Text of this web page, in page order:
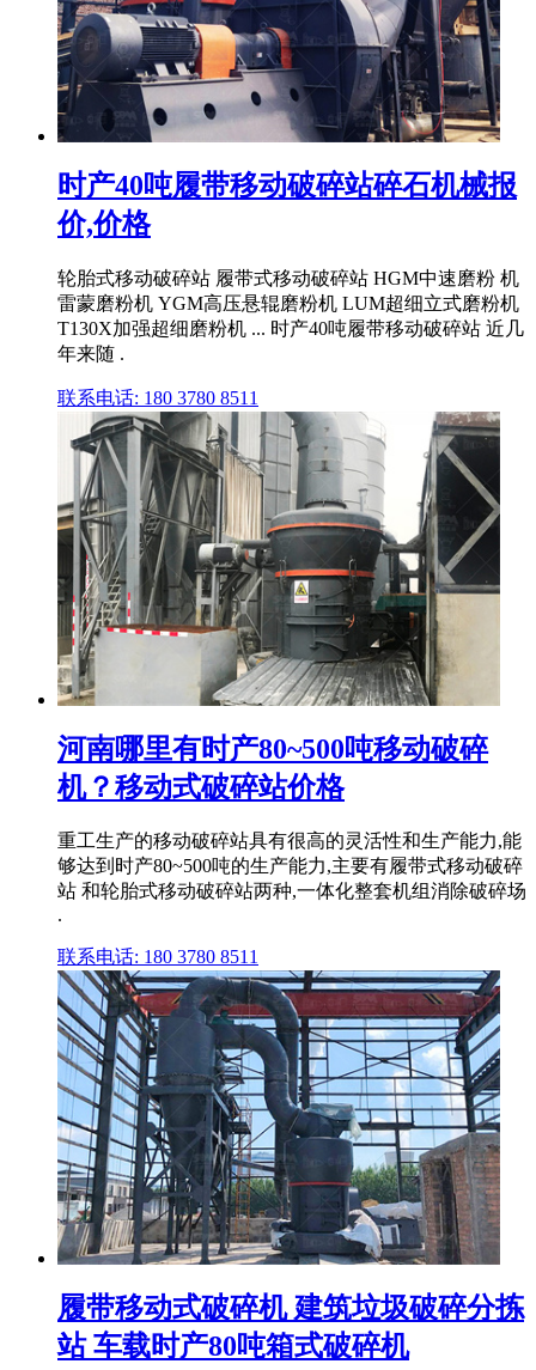
时产40吨履带移动破碎站碎石机械报
价,价格
轮胎式移动破碎站 履带式移动破碎站 HGM中速磨粉 机
雷蒙磨粉机 YGM高压悬辊磨粉机 LUM超细立式磨粉机
T130X加强超细磨粉机 ... 时产40吨履带移动破碎站 近几
年来随 .
联系电话: 180 3780 8511
河南哪里有时产80~500吨移动破碎
机？移动式破碎站价格
重工生产的移动破碎站具有很高的灵活性和生产能力,能
够达到时产80~500吨的生产能力,主要有履带式移动破碎
站 和轮胎式移动破碎站两种,一体化整套机组消除破碎场
.
联系电话: 180 3780 8511
履带移动式破碎机 建筑垃圾破碎分拣
站 车载时产80吨箱式破碎机